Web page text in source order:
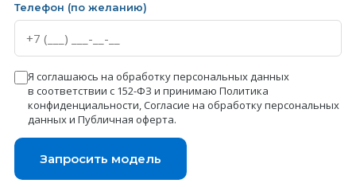
Телефон (по желанию)
Я соглашаюсь на обработку персональных данных
в соответствии с 152-ФЗ и принимаю Политика
конфиденциальности,Согласие на обработку персональных
данныхи Публичная оферта.
Запросить модель